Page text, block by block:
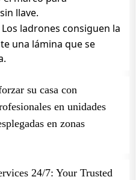
llave.
Los ladrones consiguen la
una lámina que se
su casa con
en unidades
en zonas
24/7: Your Trusted